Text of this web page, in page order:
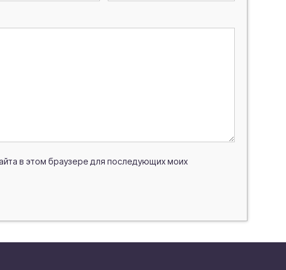
в этом браузере для последующих моих